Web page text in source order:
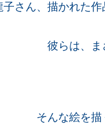
さん、描かれた
彼らは、
そんな絵を